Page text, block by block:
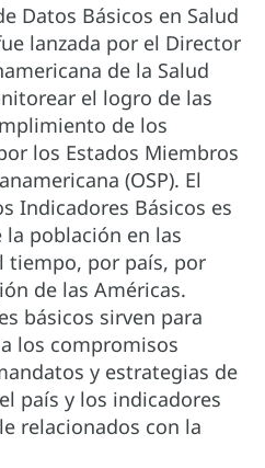
Datos Básicos en Salud
lanzada por el Director
de la Salud
el logro de las
de los
los Estados Miembros
(OSP). El
Indicadores Básicos es
población en las
tiempo, por país, por
de las Américas.
básicos sirven para
los compromisos
y estrategias de
país y los indicadores
relacionados con la